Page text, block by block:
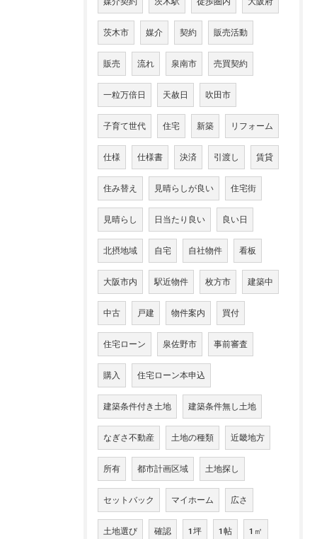
茨木市 媒介 契約 販売活動
販売 流れ 泉南市 売買契約
一粒万倍日 天赦日 吹田市
子育て世代 住宅 新築 リフォーム
仕様 仕様書 決済 引渡し 賃貸
住み替え 見晴らしが良い 住宅街
見晴らし 日当たり良い 良い日
北摂地域 自宅 自社物件 看板
大阪市内 駅近物件 枚方市 建築中
中古 戸建 物件案内 買付
住宅ローン 泉佐野市 事前審査
購入 住宅ローン本申込
建築条件付き土地 建築条件無し土地
なぎさ不動産 土地の種類 近畿地方
所有 都市計画区域 土地探し
セットバック マイホーム 広さ
土地選び 確認 1坪 1帖 1㎡